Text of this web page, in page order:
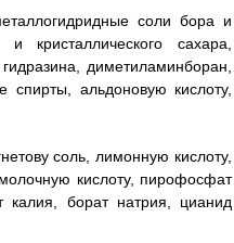
соли бора и
кристаллического сахара,
диметиламинборан,
спирты, альдоновую кислоту,
соль, лимонную кислоту,
кислоту, пирофосфат
калия, борат натрия, цианид